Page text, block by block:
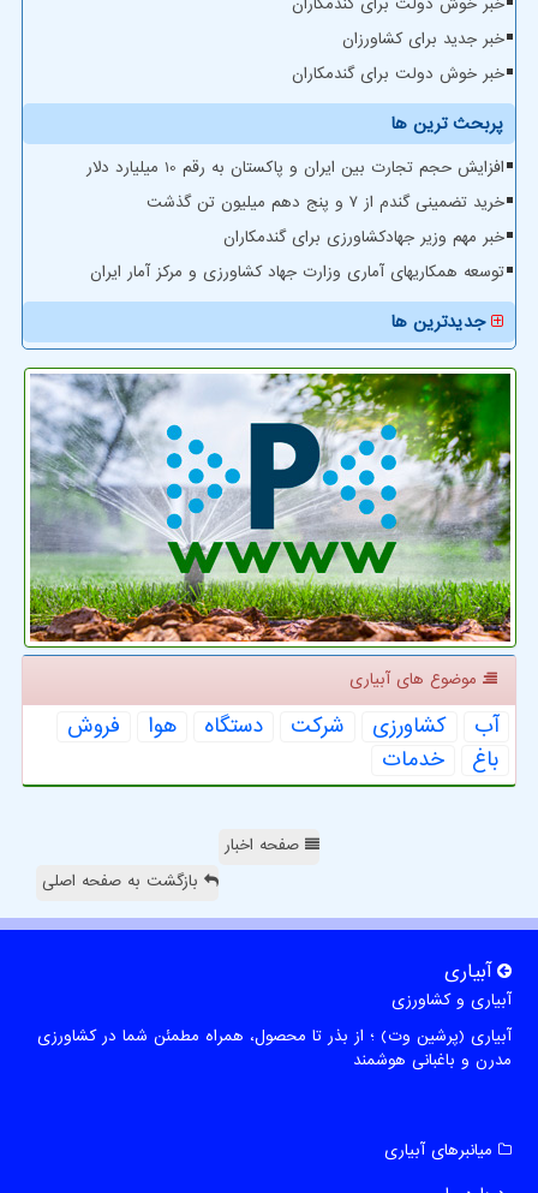
خبر خوش دولت برای گندمکاران
خبر جدید برای کشاورزان
خبر خوش دولت برای گندمکاران
پربحث ترین ها
افزایش حجم تجارت بین ایران و پاکستان به رقم 10 میلیارد دلار
خرید تضمینی گندم از ۷ و پنج دهم میلیون تن گذشت
خبر مهم وزیر جهادکشاورزی برای گندمکاران
توسعه همکاریهای آماری وزارت جهاد کشاورزی و مرکز آمار ایران
جدیدترین ها
موضوع های آبیاری
آب كشاورزی شركت دستگاه هوا
فروش
باغ
خدمات
صفحه اخبار
بازگشت به صفحه اصلی
آبیاری
آبیاری و کشاورزی
آبیاری (پرشین وت) ؛ از بذر تا محصول، همراه مطمئن شما در کشاورزی
مدرن و باغبانی هوشمند
میانبرهای آبیاری